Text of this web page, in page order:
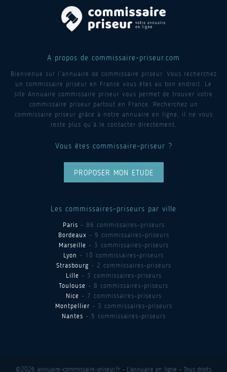
A propos de commissaire-priseur.com
Bienvenue sur l’annuaire de commissaire priseur. Vous recherchez
un commissaire priseur en France vous êtes au bon endroit. Le
site Annuaire commissaire priseur vous permet de trouver votre
commissaire priseur partout en France. Recherchez un
commissaire priseur grâce à notre annuaire en ligne, il ne vous
reste plus qu’à le contacter directement.
Vous êtes commissaire-priseur ?
PROPOSER MON ETUDE
Les commissaires-priseurs par ville
Paris - 86 commissaires-priseurs
Bordeaux - 9 commissaires-priseurs
Marseille - 3 commissaires-priseurs
Lyon - 10 commissaires-priseurs
Strasbourg - 2 commissaires-priseurs
Lille - 3 commissaires-priseurs
Toulouse - 8 commissaires-priseurs
Nice - 7 commissaires-priseurs
Montpellier - 3 commissaires-priseurs
Nantes - 5 commissaires-priseurs
©2026 annuaire-commissaire-priseur.fr - L'annuaire en ligne - Tous droits